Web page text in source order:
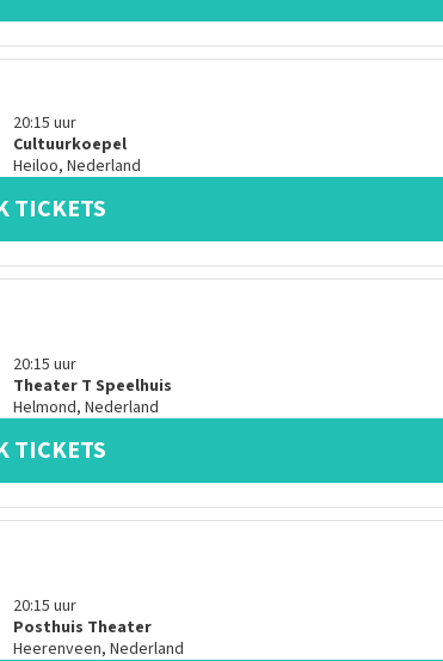
20:15 uur
Cultuurkoepel
Heiloo, Nederland
TICKETS
20:15 uur
Theater T Speelhuis
Helmond, Nederland
TICKETS
20:15 uur
Posthuis Theater
Heerenveen, Nederland